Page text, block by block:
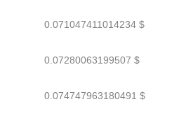
0.071047411014234 $
0.07280063199507 $
0.074747963180491 $